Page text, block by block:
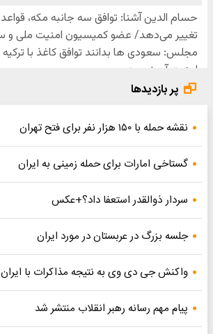
پر بازدیدها
نقشه حمله با ۱۵۰ هزار نفر برای فتح تهران
گستاخی امارات برای حمله زمینی به ایران
سردار ذوالقدر استعفا داد؟+عکس
جلسه بزرگ در عربستان در مورد ایران
واکنش جی دی وی به نتیجه مذاکرات با ایران
پیام مهم رسانه رهبر انقلاب منتشر شد